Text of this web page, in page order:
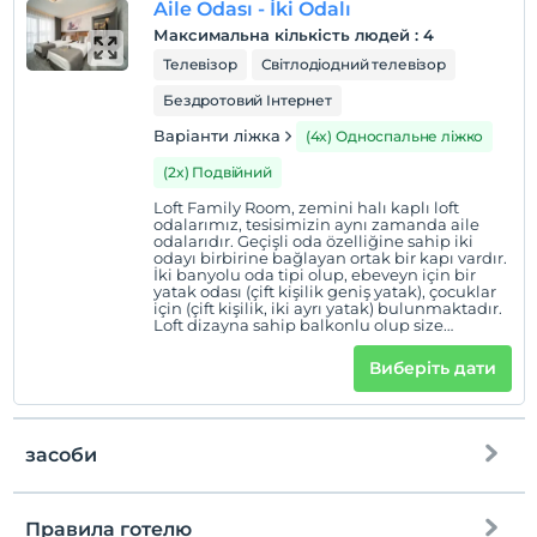
Aile Odası - İki Odalı
Максимальна кількість людей : 4
Телевізор
Світлодіодний телевізор
Бездротовий Інтернет
Варіанти ліжка
(4x) Односпальне ліжко
(2x) Подвійний
Loft Family Room, zemini halı kaplı loft
odalarımız, tesisimizin aynı zamanda aile
odalarıdır. Geçişli oda özelliğine sahip iki
odayı birbirine bağlayan ortak bir kapı vardır.
İki banyolu oda tipi olup, ebeveyn için bir
yatak odası (çift kişilik geniş yatak), çocuklar
için (çift kişilik, iki ayrı yatak) bulunmaktadır.
Loft dizayna sahip balkonlu olup size
panoramik Erciyes manzarası sunar. Merkezi
ısıtma, kablosuz internet (Wİ-Fİ), emanet
kasası, LCD televizyon, mini buzdolabı (şişe
su ücretsiz ) su ısıtıcısı, bornoz, terlik, saç
kurutma makinası, oda servisi (ücretli),
telefon ( dış kullanımlar için ücretli), günlük
kat hizmeti gibi olanaklar mevcuttur. Ayrıca
sizin için özenle hazırlanmış bir ikram seti de
kişilik ve 2 tek kişilik yatak 2+2 veya 4 kişilik
Виберіть дати
засоби
Правила готелю